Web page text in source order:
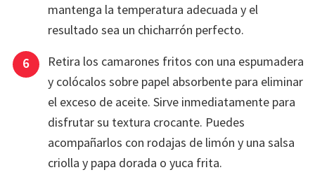
mantenga la temperatura adecuada y el
resultado sea un chicharrón perfecto.
Retira los camarones fritos con una espumadera
y colócalos sobre papel absorbente para eliminar
el exceso de aceite. Sirve inmediatamente para
disfrutar su textura crocante. Puedes
acompañarlos con rodajas de limón y una salsa
criolla y papa dorada o yuca frita.